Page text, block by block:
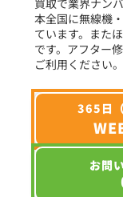
本全国に無線機
ています。また
です。アフター
ご利用ください。
365日
お問